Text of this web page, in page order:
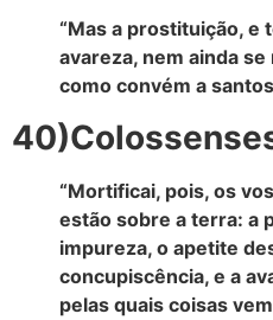
“Mas a prostituição, e
avareza, nem ainda
como convém a
“Mortificai, pois, os
estão sobre a terra: a
impureza, o apetite
concupiscência, e a
pelas quais coisas